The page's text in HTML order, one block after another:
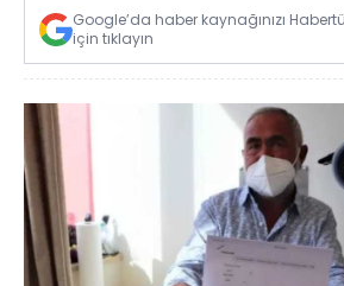
Google’da haber kaynağınızı
için tıklayın